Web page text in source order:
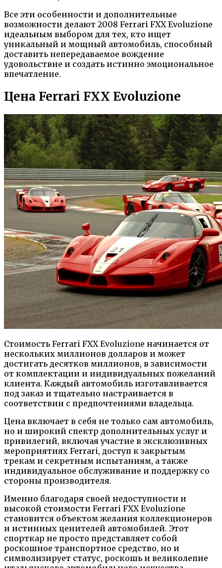
Все эти особенности и дополнительные
возможности делают 2008 Ferrari FXX Evoluzione
идеальным выбором для тех, кто ищет
уникальный и мощный автомобиль, способный
доставить непередаваемое вождение
удовольствие и создать истинно эмоциональное
впечатление.
Цена Ferrari FXX Evoluzione
Стоимость Ferrari FXX Evoluzione начинается от
нескольких миллионов долларов и может
достигать десятков миллионов, в зависимости
от комплектации и индивидуальных пожеланий
клиента. Каждый автомобиль изготавливается
под заказ и тщательно настраивается в
соответствии с предпочтениями владельца.
Цена включает в себя не только сам автомобиль,
но и широкий спектр дополнительных услуг и
привилегий, включая участие в эксклюзивных
мероприятиях Ferrari, доступ к закрытым
трекам и секретным испытаниям, а также
индивидуальное обслуживание и поддержку со
стороны производителя.
Именно благодаря своей недоступности и
высокой стоимости Ferrari FXX Evoluzione
становится объектом желания коллекционеров
и истинных ценителей автомобилей. Этот
спорткар не просто представляет собой
роскошное транспортное средство, но и
символизирует статус, роскошь и великолепие